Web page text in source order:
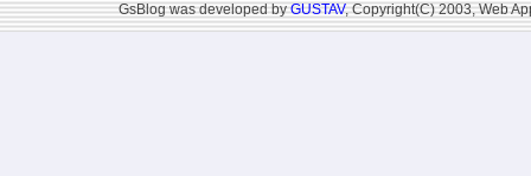
GsBlog was developed byGUSTAV, Copyright(C) 2003, Web